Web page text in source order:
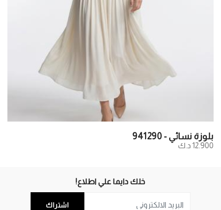
بلوزة نسائي - 941290
12.900 د.ك
خلك دايما علي اطلاع!
اشتراك